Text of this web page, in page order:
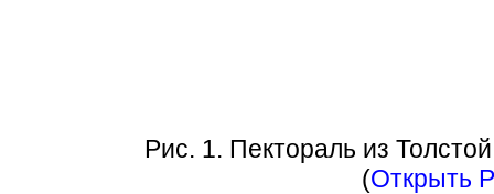
Рис. 1. Пектораль из
(Открыть